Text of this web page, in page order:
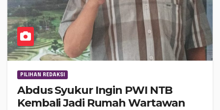
PILIHAN REDAKSI
Abdus Syukur Ingin PWI NTB
Kembali Jadi Rumah Wartawan